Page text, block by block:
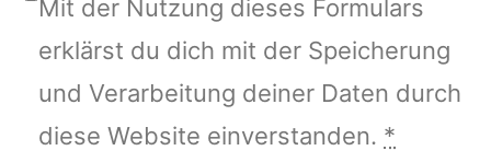
Mit der Nutzung dieses Formulars
erklärst du dich mit der Speicherung
und Verarbeitung deiner Daten durch
diese Website einverstanden. *